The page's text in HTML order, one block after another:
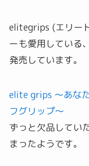
elitegrips (エリー
ーも愛用している
発売しています。
elite grips 〜あな
フグリップ〜
ずっと欠品してい
まったようです。